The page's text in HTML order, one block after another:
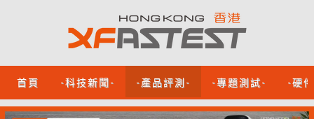
首頁 -科技新聞- -產品評測- -專題測試- -硬